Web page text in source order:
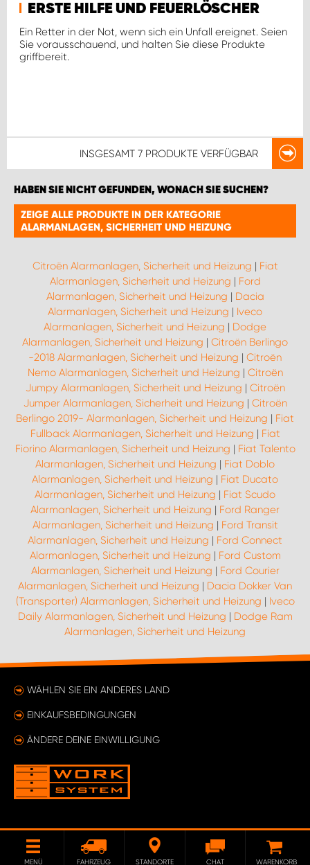
ERSTE HILFE UND FEUERLÖSCHER
Ein Retter in der Not, wenn sich ein Unfall ereignet. Seien
Sie vorausschauend, und halten Sie diese Produkte
griffbereit.
INSGESAMT 7 PRODUKTE VERFÜGBAR
HABEN SIE NICHT GEFUNDEN, WONACH SIE SUCHEN?
ZEIGE ALLE PRODUKTE IN DER KATEGORIE
ALARMANLAGEN, SICHERHEIT UND HEIZUNG
Citroën Alarmanlagen, Sicherheit und Heizung | Fiat
Alarmanlagen, Sicherheit und Heizung | Ford
Alarmanlagen, Sicherheit und Heizung | Dacia
Alarmanlagen, Sicherheit und Heizung | Iveco
Alarmanlagen, Sicherheit und Heizung | Dodge
Alarmanlagen, Sicherheit und Heizung | Citroën Berlingo
-2018 Alarmanlagen, Sicherheit und Heizung | Citroën
Nemo Alarmanlagen, Sicherheit und Heizung | Citroën
Jumpy Alarmanlagen, Sicherheit und Heizung | Citroën
Jumper Alarmanlagen, Sicherheit und Heizung | Citroën
Berlingo 2019- Alarmanlagen, Sicherheit und Heizung | Fiat
Fullback Alarmanlagen, Sicherheit und Heizung | Fiat
Fiorino Alarmanlagen, Sicherheit und Heizung | Fiat Talento
Alarmanlagen, Sicherheit und Heizung | Fiat Doblo
Alarmanlagen, Sicherheit und Heizung | Fiat Ducato
Alarmanlagen, Sicherheit und Heizung | Fiat Scudo
Alarmanlagen, Sicherheit und Heizung | Ford Ranger
Alarmanlagen, Sicherheit und Heizung | Ford Transit
Alarmanlagen, Sicherheit und Heizung | Ford Connect
Alarmanlagen, Sicherheit und Heizung | Ford Custom
Alarmanlagen, Sicherheit und Heizung | Ford Courier
Alarmanlagen, Sicherheit und Heizung | Dacia Dokker Van
(Transporter) Alarmanlagen, Sicherheit und Heizung | Iveco
Daily Alarmanlagen, Sicherheit und Heizung | Dodge Ram
Alarmanlagen, Sicherheit und Heizung
WÄHLEN SIE EIN ANDERES LAND
EINKAUFSBEDINGUNGEN
ÄNDERE DEINE EINWILLIGUNG
MENÜ FAHRZEUG STANDORTE CHAT WARENKORB